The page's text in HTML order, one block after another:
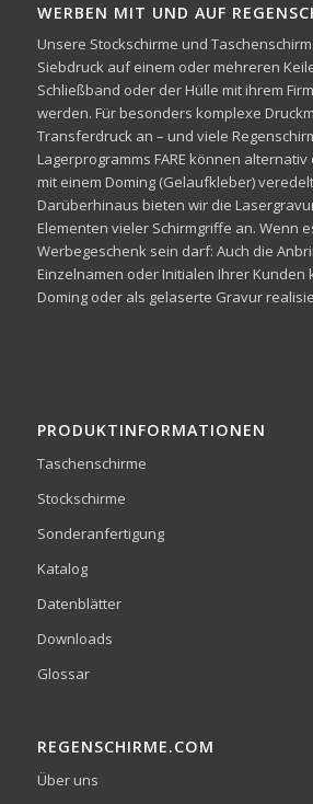
WERBEN MIT UND AUF
Unsere Stockschirme und
Siebdruck auf einem oder mehreren
Schließband oder der Hülle mit ihrem
werden. Für besonders komplexe
Transferdruck an – und viele
Lagerprogramms FARE können
mit einem Doming (Gelaufkleber)
Darüberhinaus bieten wir die
Elementen vieler Schirmgriffe an. Wenn
Werbegeschenk sein darf: Auch die
Einzelnamen oder Initialen Ihrer Kunden
Doming oder als gelaserte Gravur
PRODUKTINFORMATIONEN
Taschenschirme
Stockschirme
Sonderanfertigung
Katalog
Datenblätter
Downloads
Glossar
REGENSCHIRME.COM
Über uns